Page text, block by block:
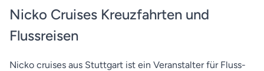
Nicko Cruises Kreuzfahrten und
Flussreisen
Nicko cruises aus Stuttgart ist ein Veranstalter für Fluss-